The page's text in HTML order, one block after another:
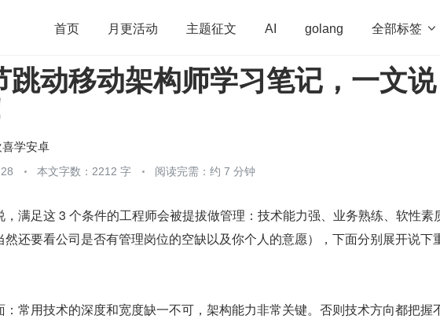
首页 月更活动 主题征文 AI golang 全部标签 
架构 OpenHarmony 算法 学习方法 Web3.0 高
队管理
跳动移动架构师学习笔记，一文说
喜学安卓
本文字数：2212 字 阅读完需：约 7 分钟
，满足这 3 个条件的工程师会被提拔做管理：技术能力强、业务熟练、软性素
然还要看公司是否有管理岗位的空缺以及你个人的意愿），下面分别展开说下
：常用技术的深度和宽度缺一不可，架构能力非常关键。否则技术方向都把握